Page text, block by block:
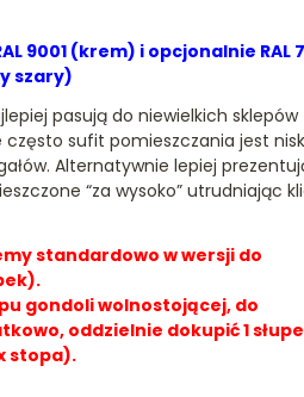
9001 (krem) i opcjonalnie RAL
szary)
pasują do niewielkich sklepów
sufit pomieszczania jest
Alternatywnie lepiej
“za wysoko” utrudniając
standardowo w wersji do
gondoli wolnostojącej, do
oddzielnie dokupić 1
stopa).